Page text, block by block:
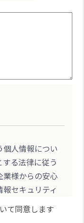
個人情報につい
る法律に従う
業様からの安心
セキュリティ
積極的に取り
、個人情報保
て同意します